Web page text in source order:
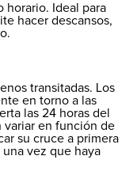
horario. Ideal para
hacer descansos,
transitadas. Los
en torno a las
las 24 horas del
variar en función de
su cruce a primera
vez que haya